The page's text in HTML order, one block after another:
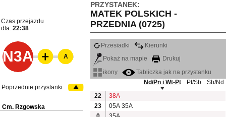
PRZYSTANEK:
MATEK POLSKICH -
PRZEDNIA (0725)
Czas przejazdu
dla: 22:38
N3A
Przesiadki
Kierunki
Pokaż na mapie
Drukuj
ikony
Tabliczka jak na przystanku
Nd/Pn i Wt-Pt
Pt/Sb
Sb/Nd
22
38A
23
05A 35A
A
Poprzednie przystanki
Cm. Rzgowska